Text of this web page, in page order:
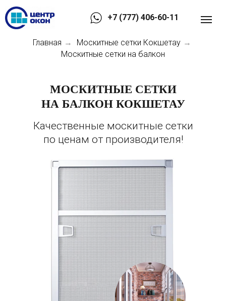
+7 (777) 406-60-11
Главная → Москитные сетки Кокшетау →
Москитные сетки на балкон
Качественные москитные сетки
по ценам от производителя!
МОСКИТНЫЕ СЕТКИ
НА БАЛКОН КОКШЕТАУ